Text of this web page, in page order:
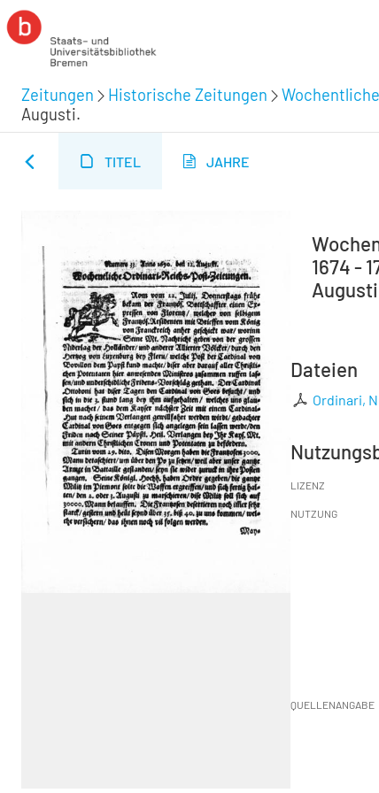
Zeitungen Historische Zeitungen
Augusti.
TITEL JAHRE
1674 -
Dateien
Ordinari,
LIZENZ
NUTZUNG
QUELLENANGABE